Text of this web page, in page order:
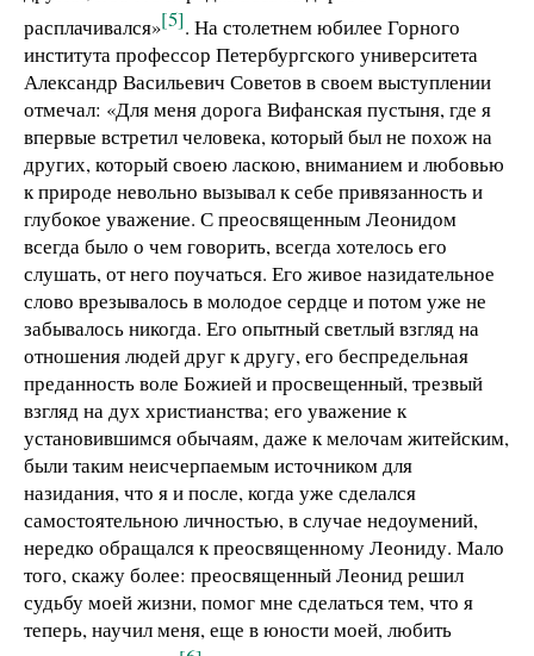
расплачивался»[5]. На столетнем юбилее Горного
института профессор Петербургского университета
Александр Васильевич Советов в своем выступлении
отмечал: «Для меня дорога Вифанская пустыня, где я
впервые встретил человека, который был не похож на
других, который своею ласкою, вниманием и любовью
к природе невольно вызывал к себе привязанность и
глубокое уважение. С преосвященным Леонидом
всегда было о чем говорить, всегда хотелось его
слушать, от него поучаться. Его живое назидательное
слово врезывалось в молодое сердце и потом уже не
забывалось никогда. Его опытный светлый взгляд на
отношения людей друг к другу, его беспредельная
преданность воле Божией и просвещенный, трезвый
взгляд на дух христианства; его уважение к
установившимся обычаям, даже к мелочам житейским,
были таким неисчерпаемым источником для
назидания, что я и после, когда уже сделался
самостоятельною личностью, в случае недоумений,
нередко обращался к преосвященному Леониду. Мало
того, скажу более: преосвященный Леонид решил
судьбу моей жизни, помог мне сделаться тем, что я
теперь, научил меня, еще в юности моей, любить